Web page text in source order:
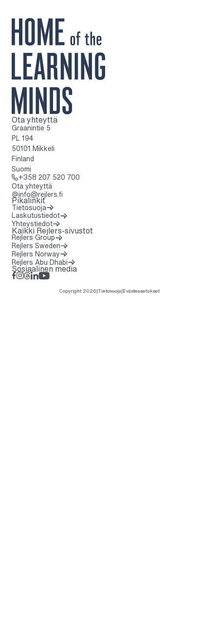
Kotisivulle
Ota yhteyttä
Graanintie 5
PL 194
50101 Mikkeli
Finland
Suomi
+358 207 520 700
Ota yhteyttä
info@rejlers.fi
Pikalinkit
Tietosuoja
Laskutustiedot
Yhteystiedot
Kaikki Rejlers-sivustot
Rejlers Group
Rejlers Sweden
Rejlers Norway
Rejlers Abu Dhabi
Sosiaalinen media
Facebook
Instagram
Threads
LinkedIn
YouTube
Copyright 2026|Tietosuoja|Evästeasetukset